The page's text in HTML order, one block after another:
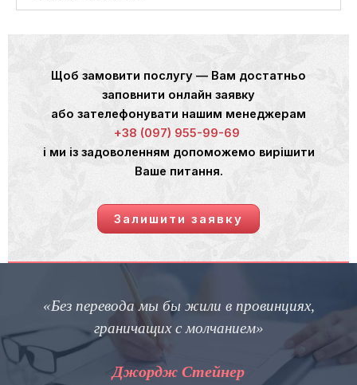
Щоб замовити послугу — Вам достатньо
заповнити онлайн заявку
або зателефонувати нашим менеджерам
+38 (097) 955-99-69
і ми із задоволенням допоможемо вирішити
Ваше питання.
Залишити заявку
«Без перевода мы бы жили в провинциях,
граничащих с молчанием»
Джордж Стейнер